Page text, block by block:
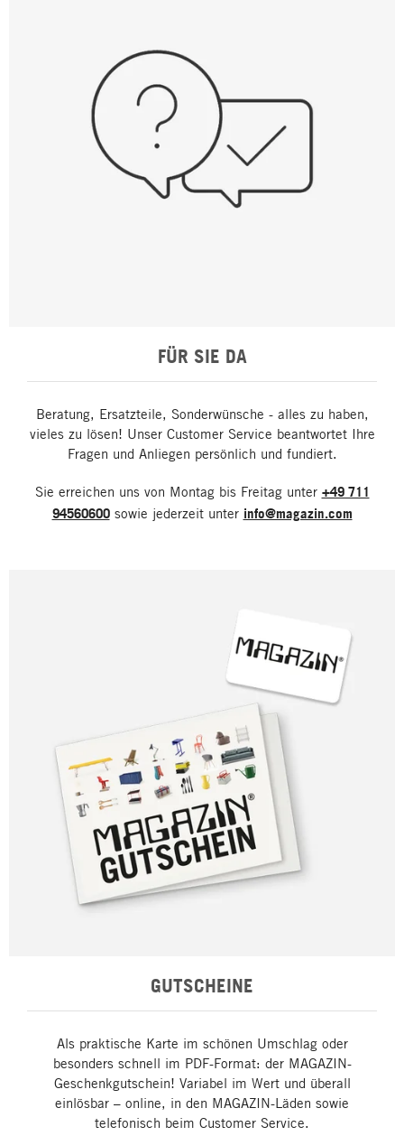
FÜR SIE DA
Beratung, Ersatzteile, Sonderwünsche - alles zu haben,
vieles zu lösen! Unser Customer Service beantwortet Ihre
Fragen und Anliegen persönlich und fundiert.
Sie erreichen uns von Montag bis Freitag unter +49 711
94560600sowie jederzeit unter info@magazin.com
GUTSCHEINE
Als praktische Karte im schönen Umschlag oder
besonders schnell im PDF-Format: der MAGAZIN-
Geschenkgutschein! Variabel im Wert und überall
einlösbar – online, in den MAGAZIN-Läden sowie
telefonisch beim Customer Service.